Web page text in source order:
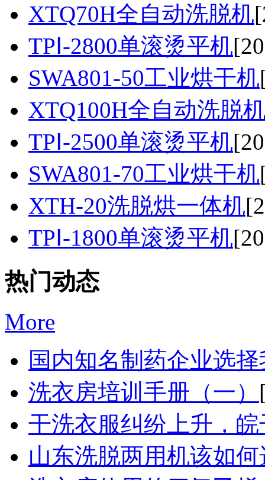
XTQ70H全自动洗脱机
TPⅠ-2800单滚烫平机
SWA801-50工业烘干机
XTQ100H全自动洗脱
TPⅠ-2500单滚烫平机
SWA801-70工业烘干机
XTH-20洗脱烘一体机
TPⅠ-1800单滚烫平机
热门动态
More
国内知名制药企业选择
洗衣房培训手册（一）
干洗衣服纠纷上升，皖
山东洗脱两用机该如何